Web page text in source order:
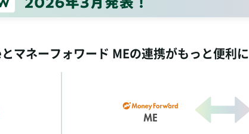
マネーフォワード MEの連携がもっと便利に